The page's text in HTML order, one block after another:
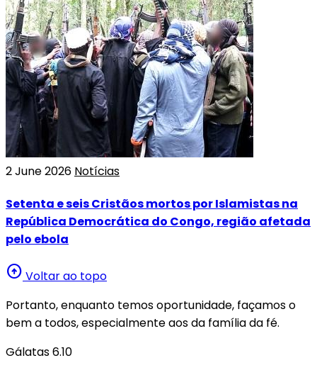
2 June 2026 Notícias
Setenta e seis Cristãos mortos por Islamistas na
República Democrática do Congo, região afetada
pelo ebola
arrow_circle_up Voltar ao topo
Portanto, enquanto temos oportunidade, façamos o
bem a todos, especialmente aos da família da fé.
Gálatas 6.10